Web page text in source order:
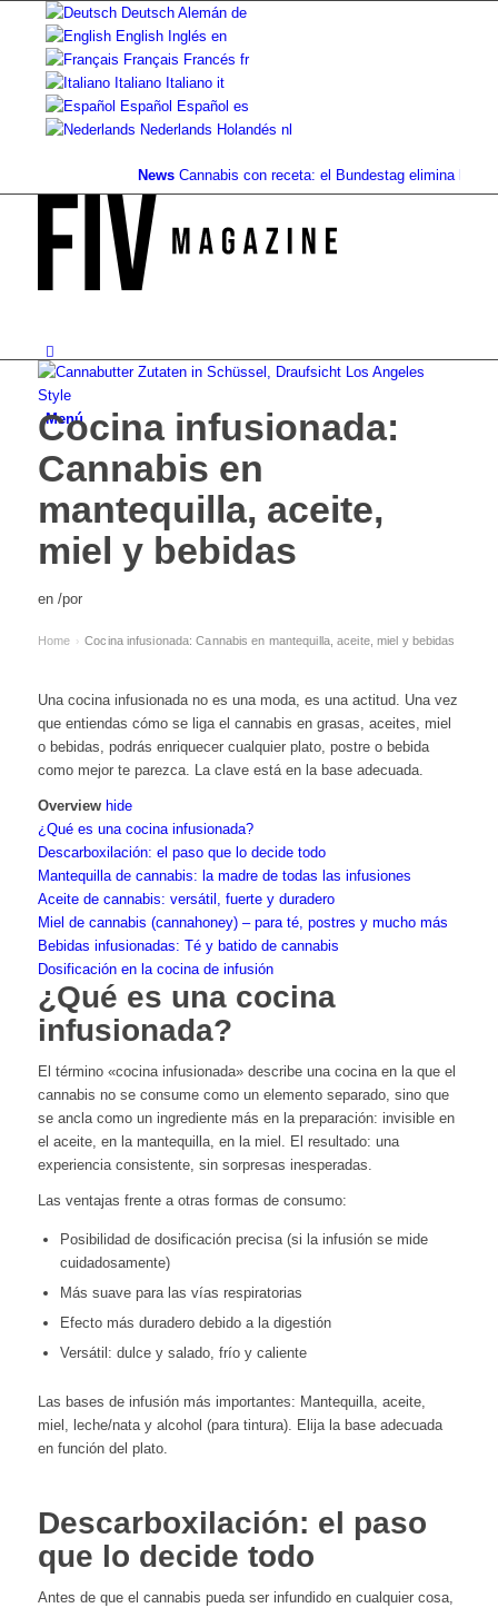
Deutsch Alemán de
English Inglés en
Français Francés fr
Italiano Italiano it
Español Español es
Nederlands Holandés nl
News Cannabis con receta: el Bundestag elimina la...Valor
Menú
Cocina infusionada:
Cannabis en
mantequilla, aceite,
miel y bebidas
en /por
Home › Cocina infusionada: Cannabis en mantequilla, aceite, miel y bebidas
Una cocina infusionada no es una moda, es una actitud. Una vez
que entiendas cómo se liga el cannabis en grasas, aceites, miel
o bebidas, podrás enriquecer cualquier plato, postre o bebida
como mejor te parezca. La clave está en la base adecuada.
Overview hide
¿Qué es una cocina infusionada?
Descarboxilación: el paso que lo decide todo
Mantequilla de cannabis: la madre de todas las infusiones
Aceite de cannabis: versátil, fuerte y duradero
Miel de cannabis (cannahoney) – para té, postres y mucho más
Bebidas infusionadas: Té y batido de cannabis
Dosificación en la cocina de infusión
¿Qué es una cocina
infusionada?
El término «cocina infusionada» describe una cocina en la que el
cannabis no se consume como un elemento separado, sino que
se ancla como un ingrediente más en la preparación: invisible en
el aceite, en la mantequilla, en la miel. El resultado: una
experiencia consistente, sin sorpresas inesperadas.
Las ventajas frente a otras formas de consumo:
Posibilidad de dosificación precisa (si la infusión se mide
cuidadosamente)
Más suave para las vías respiratorias
Efecto más duradero debido a la digestión
Versátil: dulce y salado, frío y caliente
Las bases de infusión más importantes: Mantequilla, aceite,
miel, leche/nata y alcohol (para tintura). Elija la base adecuada
en función del plato.
Descarboxilación: el paso
que lo decide todo
Antes de que el cannabis pueda ser infundido en cualquier cosa,